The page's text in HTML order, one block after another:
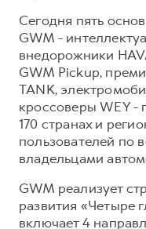
Сегодня пять
GWM -
внедорожники
GWM Pickup,
TANK,
кроссоверы WEY -
170 странах и
пользователей по
владельцами
GWM реализует
развития «Четыре
включает 4